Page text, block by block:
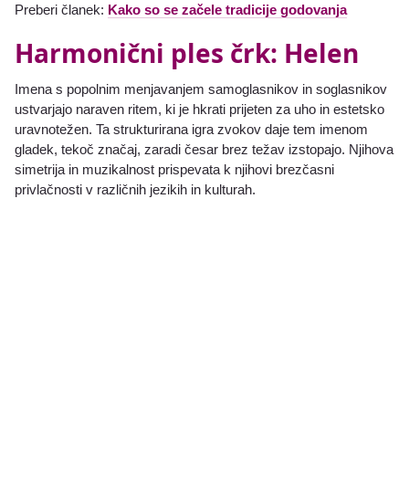
Preberi članek: Kako so se začele tradicije godovanja
Harmonični ples črk: Helen
Imena s popolnim menjavanjem samoglasnikov in soglasnikov
ustvarjajo naraven ritem, ki je hkrati prijeten za uho in estetsko
uravnotežen. Ta strukturirana igra zvokov daje tem imenom
gladek, tekoč značaj, zaradi česar brez težav izstopajo. Njihova
simetrija in muzikalnost prispevata k njihovi brezčasni
privlačnosti v različnih jezikih in kulturah.